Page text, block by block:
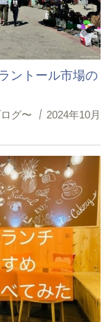
ントール市場の
グ〜
2024年10月